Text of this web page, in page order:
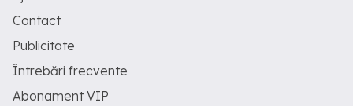
Contact
Publicitate
Întrebări frecvente
Abonament VIP